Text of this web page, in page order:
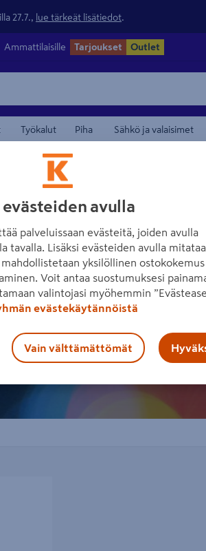
27.7., lue tärkeät lisätiedot
Ammattilaisille Tarjoukset Outlet
Työkalut Piha Sähkö ja valaisimet
GPBM
evästeiden avulla
palveluissaan evästeitä, joiden avulla
tavalla. Lisäksi evästeiden avulla
yksilöllinen ostokokemus
Voit antaa suostumuksesi
valintojasi myöhemmin
evästekäytännöistä
Vain välttämättömät